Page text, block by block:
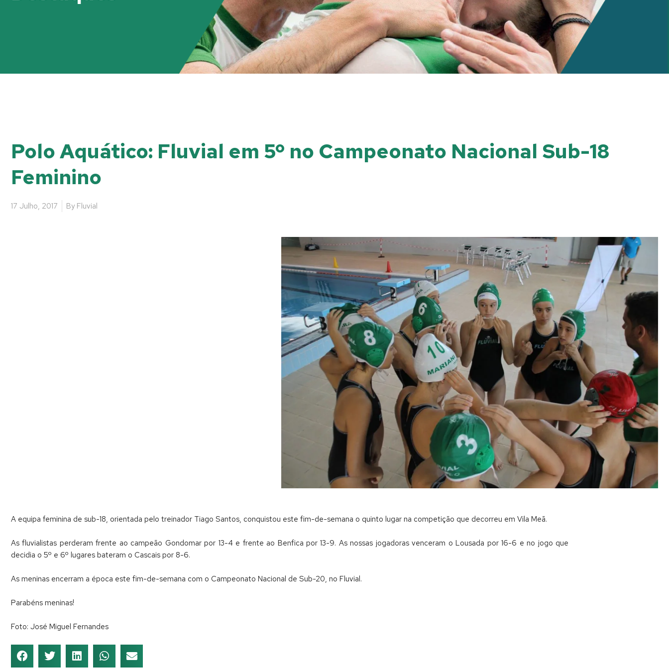
Polo Aquático: Fluvial em 5º no Campeonato Nacional Sub-18
Feminino
17 Julho, 2017 By Fluvial
A equipa feminina de sub-18, orientada pelo treinador Tiago Santos, conquistou este fim-de-semana o quinto lugar na competição que decorreu em Vila Meã.
As fluvialistas perderam frente ao campeão Gondomar por 13-4 e frente ao Benfica por 13-9. As nossas jogadoras venceram o Lousada por 16-6 e no jogo que
decidia o 5º e 6º lugares bateram o Cascais por 8-6.
As meninas encerram a época este fim-de-semana com o Campeonato Nacional de Sub-20, no Fluvial.
Parabéns meninas!
Foto: José Miguel Fernandes